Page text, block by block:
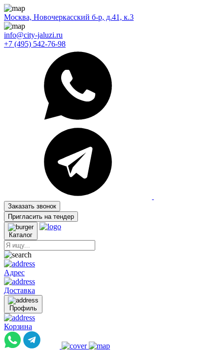
Москва, Новочеркасский б-р, д.41, к.3
info@city-jaluzi.ru
+7 (495) 542-76-98
Заказать звонок
Пригласить на тендер
Каталог
Адрес
Доставка
Профиль
Корзина